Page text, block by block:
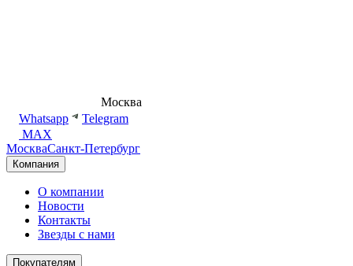
Москва
Whatsapp
Telegram
MAX
МоскваСанкт-Петербург
Компания
О компании
Новости
Контакты
Звезды с нами
Покупателям